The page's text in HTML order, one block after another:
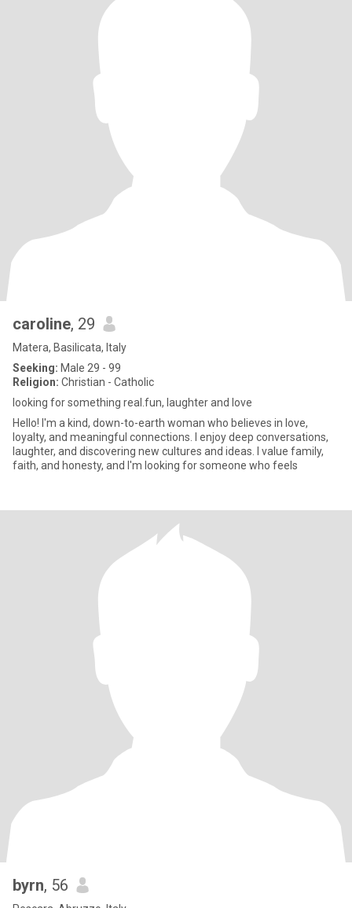
caroline, 29
Matera, Basilicata, Italy
Seeking: Male 29 - 99
Religion: Christian - Catholic
looking for something real.fun, laughter and love
Hello! I'm a kind, down-to-earth woman who believes in love,
loyalty, and meaningful connections. I enjoy deep conversations,
laughter, and discovering new cultures and ideas. I value family,
faith, and honesty, and I'm looking for someone who feels
byrn, 56